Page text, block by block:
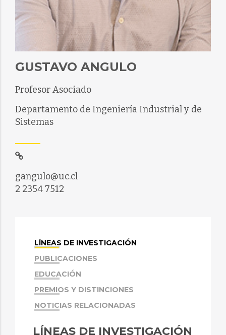
GUSTAVO ANGULO
Profesor Asociado
Departamento de Ingeniería Industrial y de
Sistemas
gangulo@uc.cl
2 2354 7512
LÍNEAS DE INVESTIGACIÓN
PUBLICACIONES
EDUCACIÓN
PREMIOS Y DISTINCIONES
NOTICIAS RELACIONADAS
LÍNEAS DE INVESTIGACIÓN